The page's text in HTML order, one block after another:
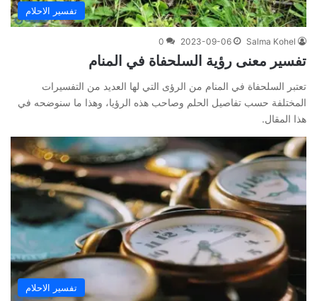
تفسير الاحلام
Salma Kohel
2023-09-06
0
تفسير معنى رؤية السلحفاة في المنام
تعتبر السلحفاة في المنام من الرؤى التي لها العديد من التفسيرات
المختلفة حسب تفاصيل الحلم وصاحب هذه الرؤيا، وهذا ما سنوضحه في
هذا المقال.
تفسير الاحلام